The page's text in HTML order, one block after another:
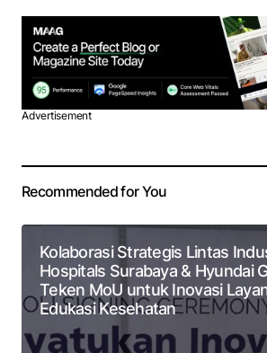
Advertisement
Recommended for You
Kolaborasi Strategis Lintas
Hospitals Surabaya & Hyundai
Teken MoU untuk Inovasi
Edukasi Kesehatan